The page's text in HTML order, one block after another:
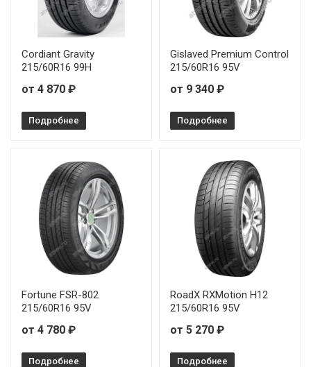
Cordiant Gravity
215/60R16 99H
от 4 870 ₽
Подробнее
Gislaved Premium Control
215/60R16 95V
от 9 340 ₽
Подробнее
Fortune FSR-802
215/60R16 95V
от 4 780 ₽
Подробнее
RoadX RXMotion H12
215/60R16 95V
от 5 270 ₽
Подробнее